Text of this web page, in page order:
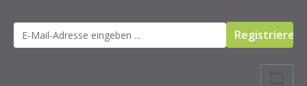
Registrieren